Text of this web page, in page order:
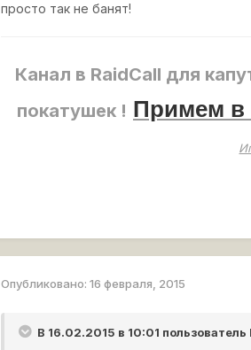
просто так не банят!
Канал в RaidCall для
покатушек ! Примем в
Опубликовано:16 февраля, 2015
В 16.02.2015 в 10:01 пользователь